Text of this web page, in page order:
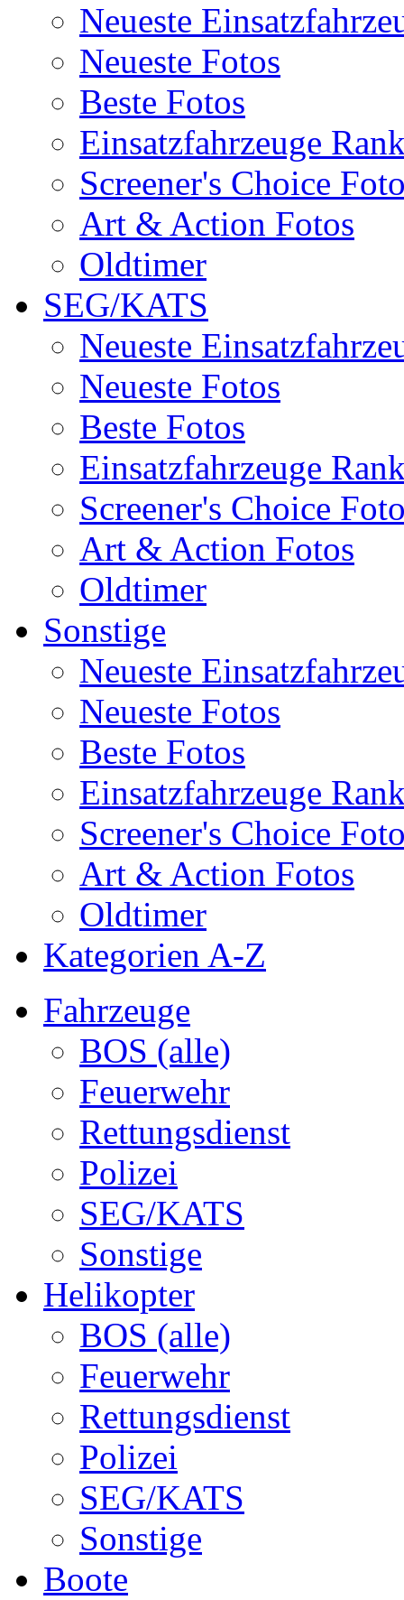
Neueste
Neueste Fotos
Beste Fotos
Einsatzfahrzeuge
Screener's Choice
Art & Action Fotos
Oldtimer
SEG/KATS
Neueste
Neueste Fotos
Beste Fotos
Einsatzfahrzeuge
Screener's Choice
Art & Action Fotos
Oldtimer
Sonstige
Neueste
Neueste Fotos
Beste Fotos
Einsatzfahrzeuge
Screener's Choice
Art & Action Fotos
Oldtimer
Kategorien A-Z
Fahrzeuge
BOS (alle)
Feuerwehr
Rettungsdienst
Polizei
SEG/KATS
Sonstige
Helikopter
BOS (alle)
Feuerwehr
Rettungsdienst
Polizei
SEG/KATS
Sonstige
Boote